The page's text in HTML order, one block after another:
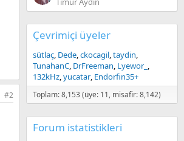
#2
Çevrimiçi üyeler
sütlaç Dede ckocagil taydin
TunahanC DrFreeman Lyewor_
132kHz yucatar Endorfin35+
Toplam: 8,153 (üye: 11, misafir: 8,142)
Forum istatistikleri